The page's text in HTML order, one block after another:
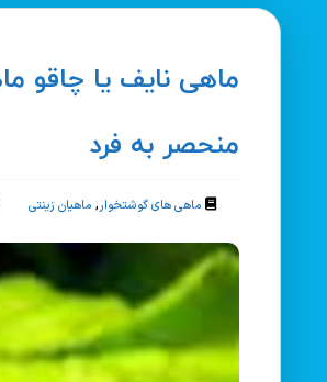
ماهی نایف یا چاقو
منحصر به فرد
ماهی های گوشتخوار, ماهیان زینتی